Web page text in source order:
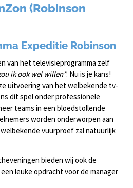
(Robinson
Expeditie Robinson
van het televisieprogramma zelf
ik ook wel willen”. Nu is je kans!
uitvoering van het welbekende tv-
dit spel onder professionele
teams in een bloedstollende
worden onderworpen aan
vuurproef zal natuurlijk
bieden wij ook de
leuke opdracht voor de manager